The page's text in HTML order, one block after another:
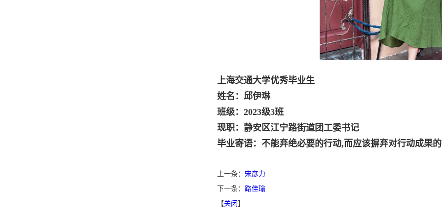
上海交通大学优秀毕业生
姓名：邱伊琳
班级：2023级3班
现职：静安区江宁路街道团工委书记
毕业寄语：不能弃绝必要的行动,而应该摒弃对行动成果
上一条： 宋彦力
下一条： 路佳瑜
【关闭 】